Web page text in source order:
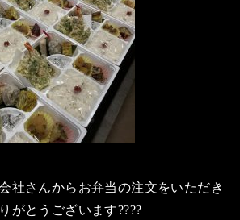
社さんからお弁当の注文をいただき
がとうございます????